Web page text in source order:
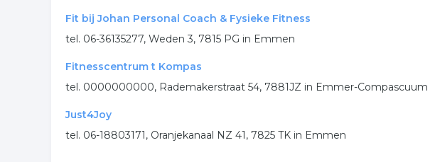
Fit bij Johan Personal Coach & Fysieke Fitness
tel. 06-36135277, Weden 3, 7815 PG in Emmen
Fitnesscentrum t Kompas
tel. 0000000000, Rademakerstraat 54, 7881JZ in Emmer-Compascuum
Just4Joy
tel. 06-18803171, Oranjekanaal NZ 41, 7825 TK in Emmen